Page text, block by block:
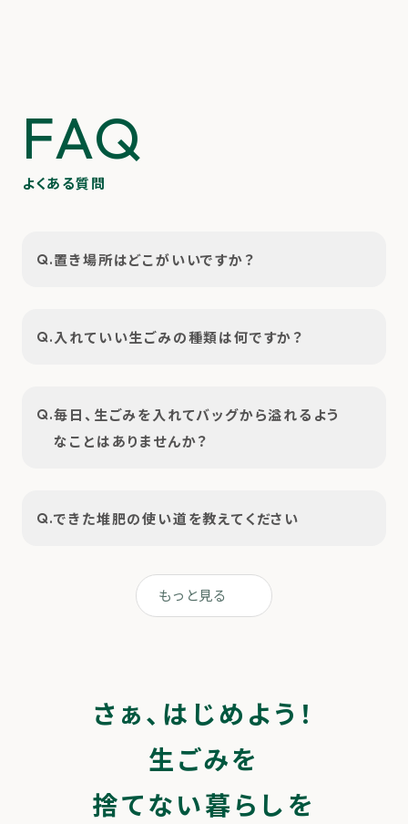
FAQ
よくある質問
Q.置き場所はどこがいいですか？
Q.入れていい生ごみの種類は何ですか？
Q.毎日、生ごみを入れてバッグから溢れるよう
なことはありませんか？
Q.できた堆肥の使い道を教えてください
もっと見る
さぁ、はじめよう！
生ごみを
捨てない暮らしを